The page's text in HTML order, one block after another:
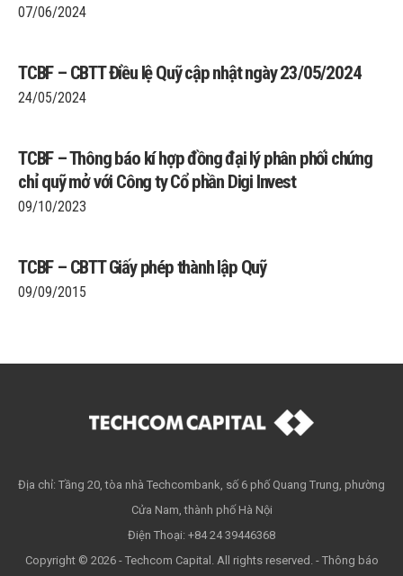
07/06/2024
TCBF – CBTT Điều lệ Quỹ cập nhật ngày 23/05/2024
24/05/2024
TCBF – Thông báo kí hợp đồng đại lý phân phối chứng
chỉ quỹ mở với Công ty Cổ phần Digi Invest
09/10/2023
TCBF – CBTT Giấy phép thành lập Quỹ
09/09/2015
Địa chỉ: Tầng 20, tòa nhà Techcombank, số 6 phố Quang Trung, phường
Cửa Nam, thành phố Hà Nội
Điện Thoại: +84 24 39446368
Copyright © 2026 - Techcom Capital. All rights reserved. - Thông báo